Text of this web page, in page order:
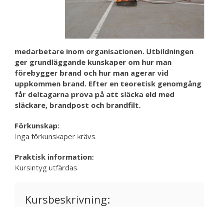
medarbetare inom organisationen. Utbildningen
ger grundläggande kunskaper om hur man
förebygger brand och hur man agerar vid
uppkommen brand. Efter en teoretisk genomgång
får deltagarna prova på att släcka eld med
släckare, brandpost och brandfilt.
Förkunskap:
Inga förkunskaper krävs.
Praktisk information:
Kursintyg utfärdas.
Kursbeskrivning: